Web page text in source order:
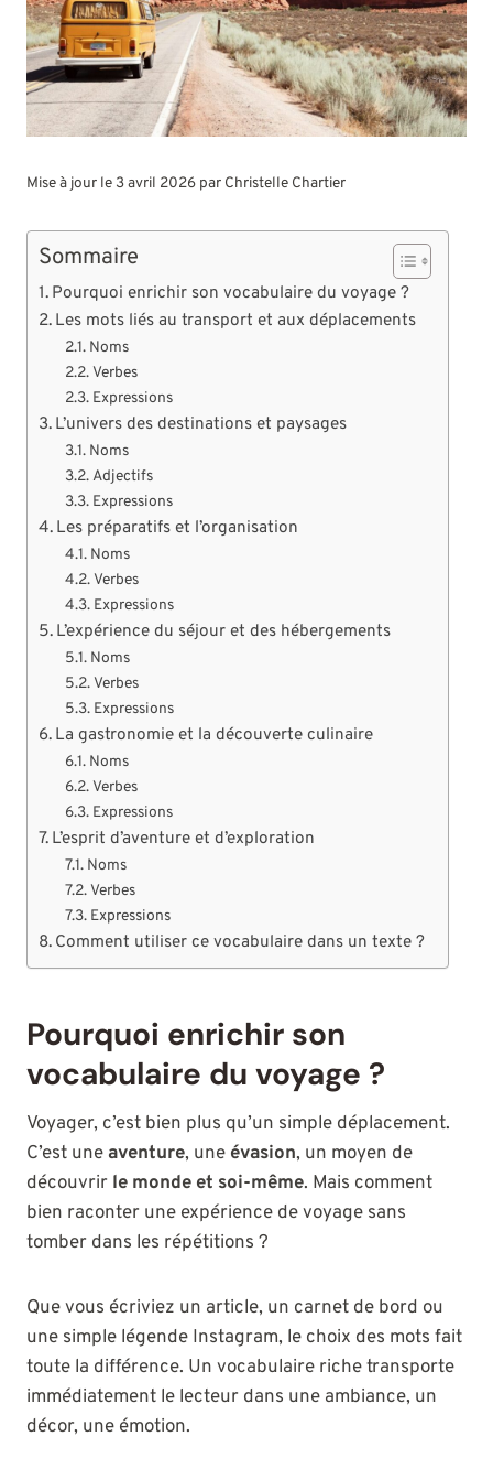
Mise à jour le 3 avril 2026 par Christelle Chartier
Sommaire
Pourquoi enrichir son vocabulaire du voyage ?
Les mots liés au transport et aux déplacements
Noms
Verbes
Expressions
L’univers des destinations et paysages
Noms
Adjectifs
Expressions
Les préparatifs et l’organisation
Noms
Verbes
Expressions
L’expérience du séjour et des hébergements
Noms
Verbes
Expressions
La gastronomie et la découverte culinaire
Noms
Verbes
Expressions
L’esprit d’aventure et d’exploration
Noms
Verbes
Expressions
Comment utiliser ce vocabulaire dans un texte ?
Pourquoi enrichir son
vocabulaire du voyage ?
Voyager, c’est bien plus qu’un simple déplacement.
C’est uneaventure, une évasion, un moyen de
découvrir le monde et soi-même. Mais comment
bien raconter une expérience de voyage sans
tomber dans les répétitions ?
Que vous écriviez un article, un carnet de bord ou
une simple légende Instagram, le choix des mots fait
toute la différence. Un vocabulaire riche transporte
immédiatement le lecteur dans une ambiance, un
décor, une émotion.